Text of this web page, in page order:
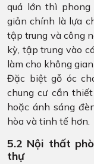
quá lớn thì
giản chính là lựa
tập trung và công
kỳ, tập trung vào
làm cho không
Đặc biệt gỗ óc
chung cư cần
hoặc ánh sáng
hòa và tinh tế hơn.
5.2 Nội thất
thự